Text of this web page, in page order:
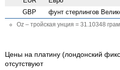
GBP фунт стерлингов
Oz – тройская унция = 31.10348
Цены на платину (лондонский
отсутствуют